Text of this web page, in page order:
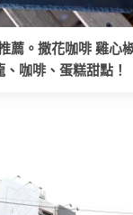
薦。撒花咖啡 雞心
、咖啡、蛋糕甜點！